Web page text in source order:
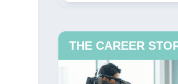
THE CAREER